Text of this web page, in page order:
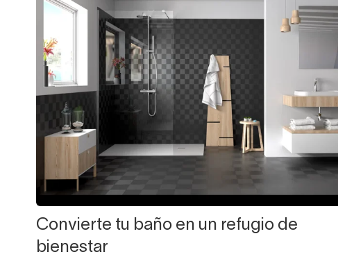
Convierte tu baño en un refugio de
bienestar